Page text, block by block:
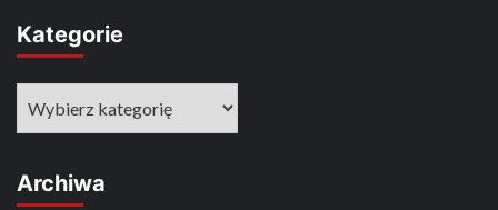
Kategorie
Archiwa